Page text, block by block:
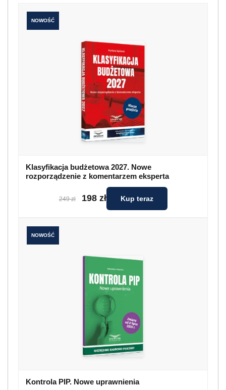
NOWOŚĆ
Klasyfikacja budżetowa 2027. Nowe
rozporządzenie z komentarzem eksperta
249 zł 198 zł Kup teraz
NOWOŚĆ
Kontrola PIP. Nowe uprawnienia